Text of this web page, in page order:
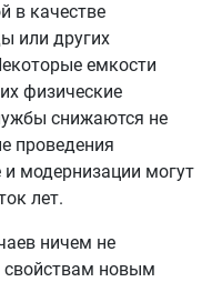
в качестве
или других
емкости
физические
снижаются не
проведения
модернизации могут
лет.
ничем не
свойствам новым